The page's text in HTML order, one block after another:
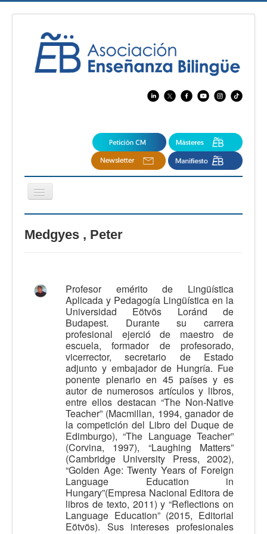
Cambiar
navegación
CertAcleB
Calidad
Artículos
Recursos
Observatorio EB
Contacto
Medgyes , Peter
Profesor emérito de Lingüística
Aplicada y Pedagogía Lingüística en la
Universidad Eötvös Loránd de
Budapest. Durante su carrera
profesional ejerció de maestro de
escuela, formador de profesorado,
vicerrector, secretario de Estado
adjunto y embajador de Hungría. Fue
ponente plenario en 45 países y es
autor de numerosos artículos y libros,
entre ellos destacan “The Non-Native
Teacher” (Macmillan, 1994, ganador de
la competición del Libro del Duque de
Edimburgo), “The Language Teacher”
(Corvina, 1997), “Laughing Matters”
(Cambridge University Press, 2002),
“Golden Age: Twenty Years of Foreign
Language Education in
Hungary”(Empresa Nacional Editora de
libros de texto, 2011) y “Reflections on
Language Education” (2015, Editorial
Eötvös). Sus intereses profesionales